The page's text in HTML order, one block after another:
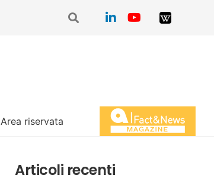
Area riservata Magazine Fact&News
Articoli recenti